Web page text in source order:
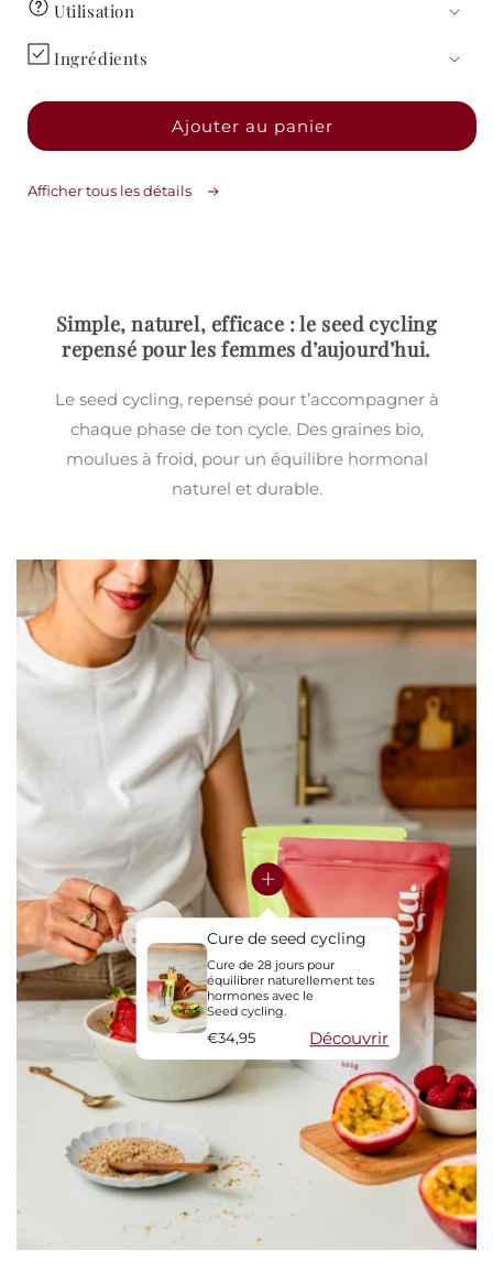
Utilisation
Ingrédients
Ajouter au panier
Afficher tous les détails
Simple, naturel, efficace : le seed cycling
repensé pour les femmes d’aujourd’hui.
Le seed cycling, repensé pour t’accompagner à
chaque phase de ton cycle. Des graines bio,
moulues à froid, pour un équilibre hormonal
naturel et durable.
Cure de seed cycling
Cure de 28 jours pour
équilibrer naturellement tes
hormones avec le
Seed cycling.
€34,95 Découvrir